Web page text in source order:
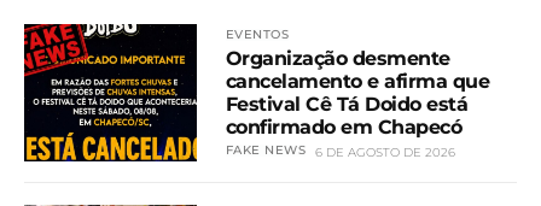
EVENTOS
Organização desmente
cancelamento e afirma que
Festival Cê Tá Doido está
confirmado em Chapecó
FAKE NEWS 6 DE AGOSTO DE 2026